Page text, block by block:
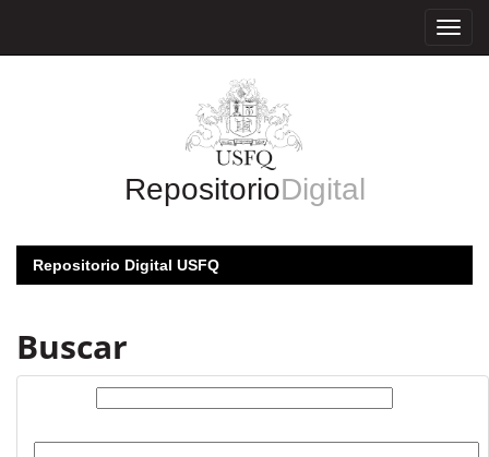
RepositorioDigital
Repositorio Digital USFQ
Buscar